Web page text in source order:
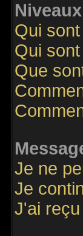
Qui
Qui
Que
Je ne
Je
J'ai